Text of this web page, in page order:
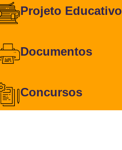
Projeto Educativo
Documentos
Concursos